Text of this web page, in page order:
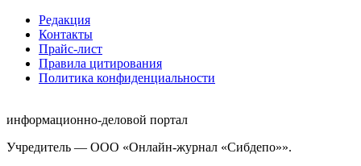
Редакция
Контакты
Прайс-лист
Правила цитирования
Политика конфиденциальности
информационно-деловой портал
Учредитель — ООО «Онлайн-журнал «Сибдепо»».